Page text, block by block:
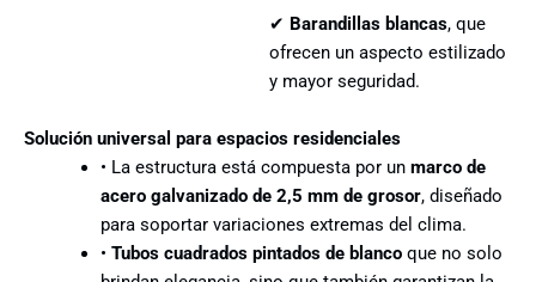
✔ Barandillas blancas, que
ofrecen un aspecto estilizado
y mayor seguridad.
Solución universal para espacios residenciales
• La estructura está compuesta por un marco de
acero galvanizado de 2,5 mm de grosor, diseñado
para soportar variaciones extremas del clima.
• Tubos cuadrados pintados de blancoque no solo